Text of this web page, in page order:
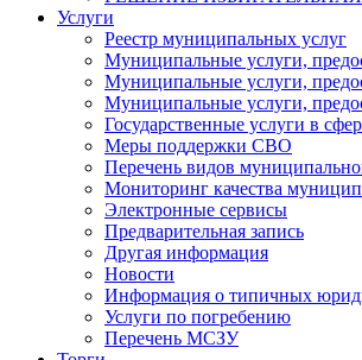
Услуги
Реестр муниципальных услуг
Муниципальные услуги,
Муниципальные услуги,
Муниципальные услуги,
Государственные услуги в
Меры поддержки СВО
Перечень видов
Мониторинг качества
Электронные сервисы
Предварительная запись
Другая информация
Новости
Информация о типичных
Услуги по погребению
Перечень МСЗУ